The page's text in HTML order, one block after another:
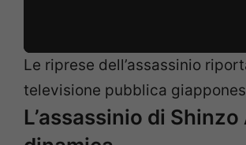
Le riprese dell’assassinio
televisione pubblica
L’assassinio di Shinzo